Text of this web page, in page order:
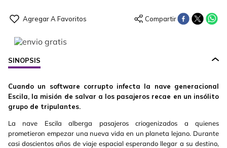
SINOPSIS
Cuando un software corrupto infecta la nave generacional
Escila, la misión de salvar a los pasajeros recae en un insólito
grupo de tripulantes.
La nave Escila alberga pasajeros criogenizados a quienes
prometieron empezar una nueva vida en un planeta lejano. Durante
casi doscientos años de viaje espacial esperando llegar a su destino,